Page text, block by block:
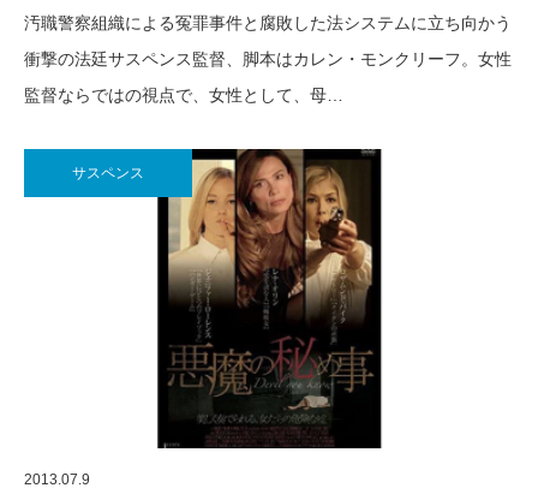
汚職警察組織による冤罪事件と腐敗した法システムに立ち向かう
衝撃の法廷サスペンス監督、脚本はカレン・モンクリーフ。女性
監督ならではの視点で、女性として、母…
サスペンス
2013.07.9